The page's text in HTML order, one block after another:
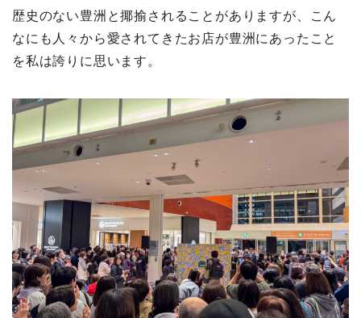
歴史のない豊洲と揶揄されることがありますが、こん
なにも人々から愛されてきたお店が豊洲にあったこと
を私は誇りに思います。